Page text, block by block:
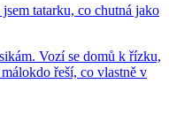
tatarku, co chutná jako
Vozí se domů k řízku,
řeší, co vlastně v